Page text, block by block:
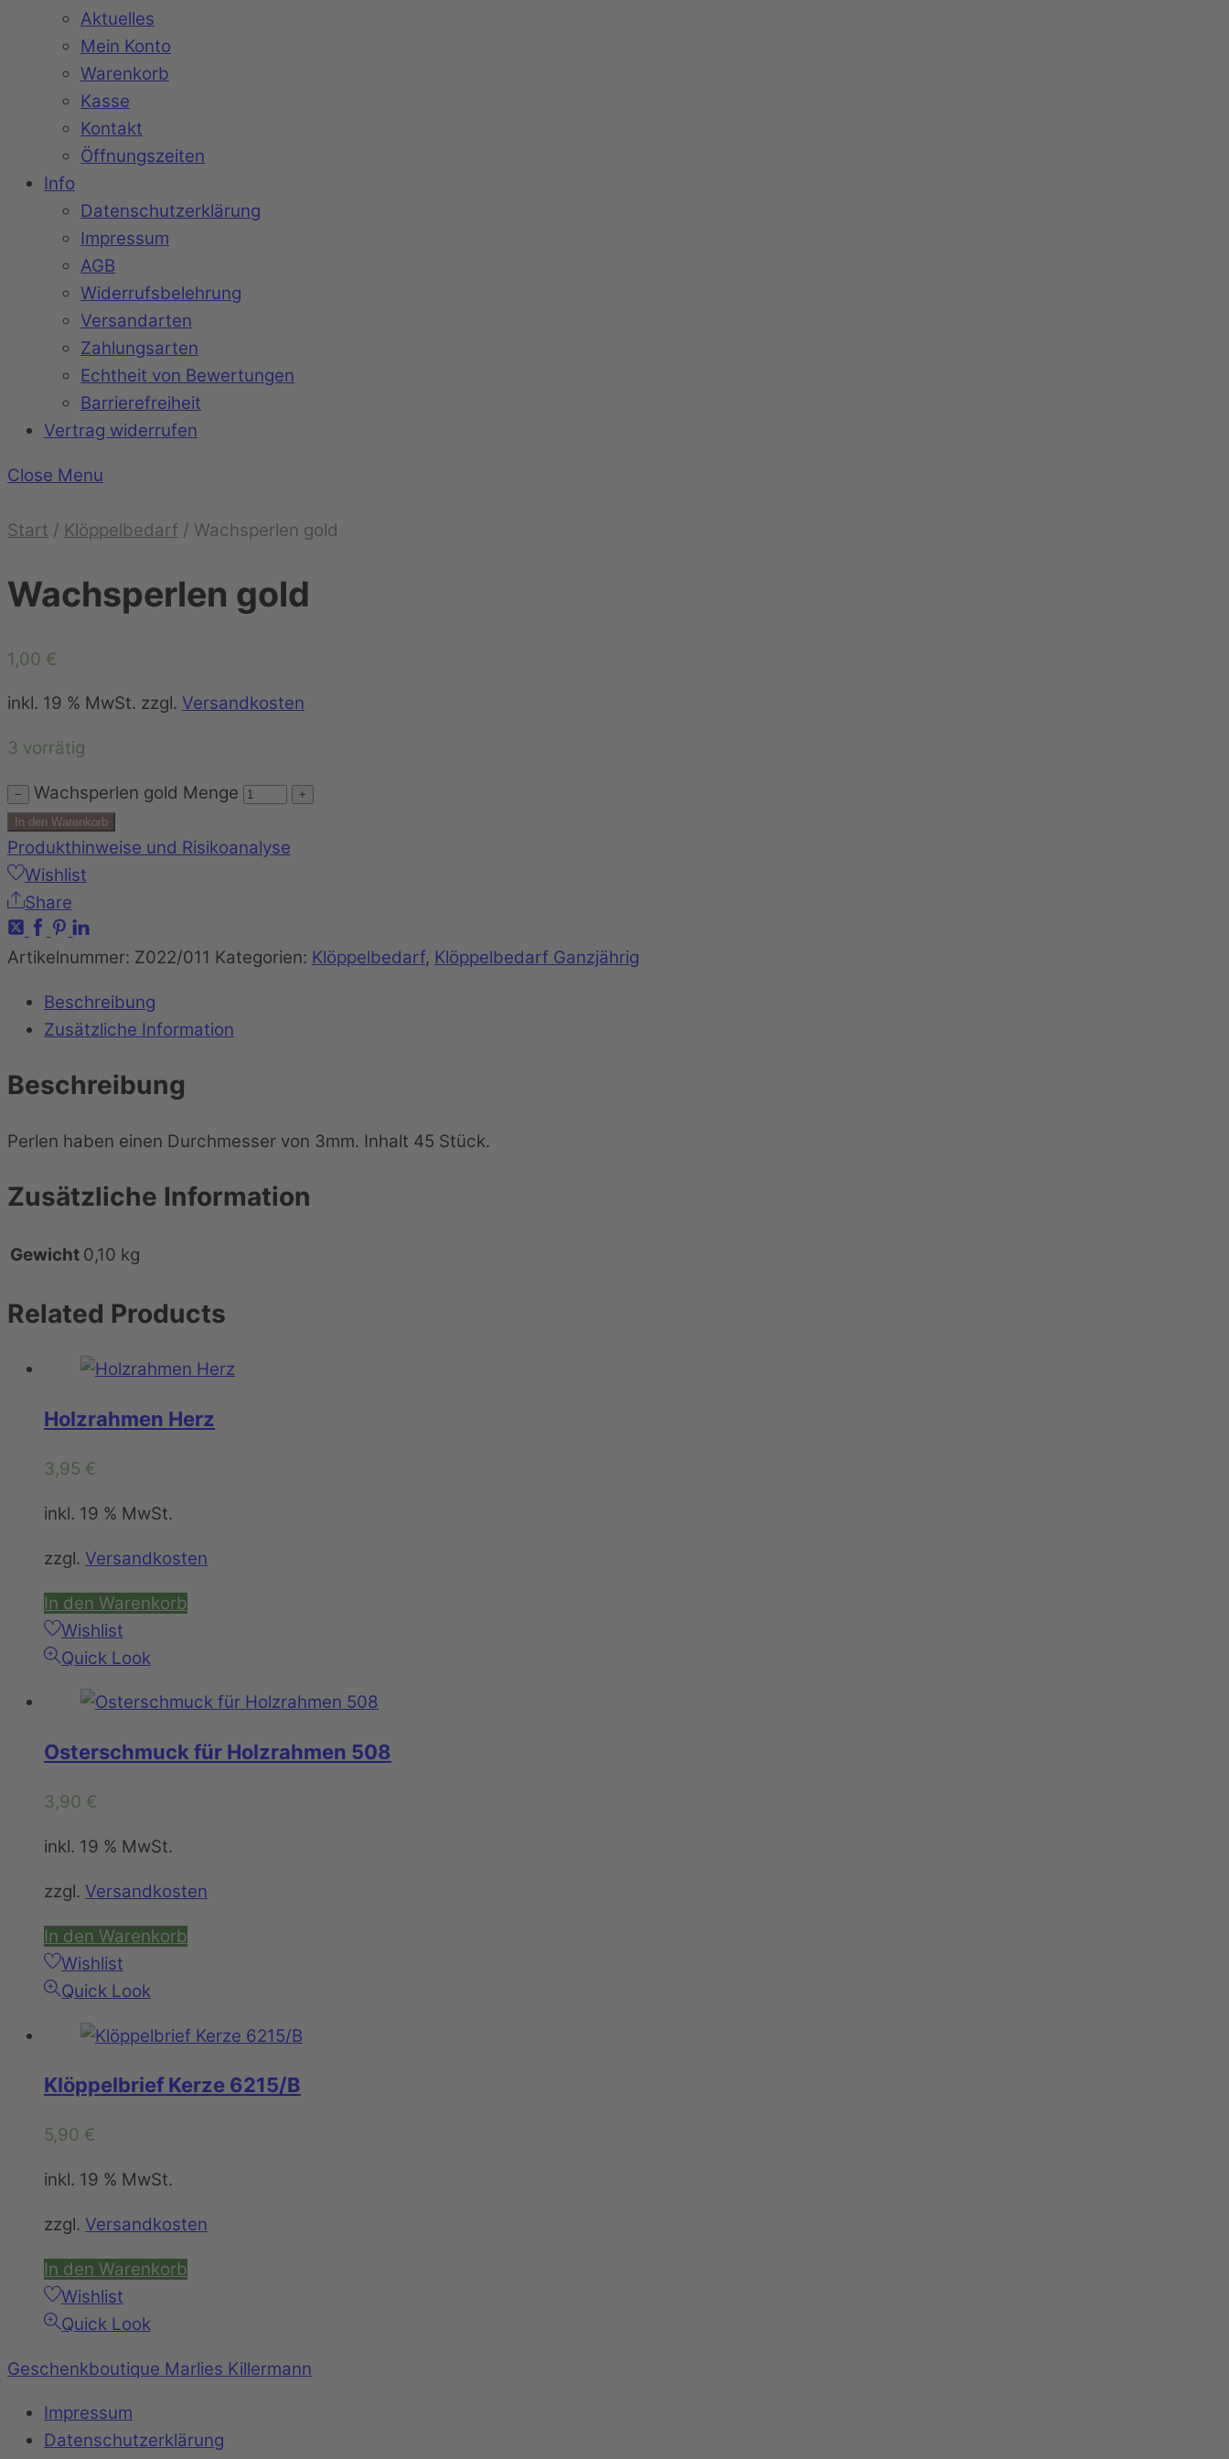
Aktuelles
Mein Konto
Warenkorb
Kasse
Kontakt
Öffnungszeiten
Info
Datenschutzerklärung
Impressum
AGB
Widerrufsbelehrung
Versandarten
Zahlungsarten
Echtheit von Bewertungen
Barrierefreiheit
Vertrag widerrufen
Close Menu
Start / Klöppelbedarf / Wachsperlen gold
Wachsperlen gold
1,00 €
inkl. 19 % MwSt. zzgl. Versandkosten
3 vorrätig
− Wachsperlen gold Menge
+
In den Warenkorb
Produkthinweise und Risikoanalyse
Wishlist
Share
Artikelnummer: Z022/011 Kategorien: Klöppelbedarf, Klöppelbedarf Ganzjährig
Beschreibung
Zusätzliche Information
Beschreibung
Perlen haben einen Durchmesser von 3mm. Inhalt 45 Stück.
Zusätzliche Information
Gewicht 0,10 kg
Related Products
Holzrahmen Herz
3,95 €
inkl. 19 % MwSt.
zzgl. Versandkosten
In den Warenkorb
Wishlist
Quick Look
Osterschmuck für Holzrahmen 508
3,90 €
inkl. 19 % MwSt.
zzgl. Versandkosten
In den Warenkorb
Wishlist
Quick Look
Klöppelbrief Kerze 6215/B
5,90 €
inkl. 19 % MwSt.
zzgl. Versandkosten
In den Warenkorb
Wishlist
Quick Look
Geschenkboutique Marlies Killermann
Impressum
Datenschutzerklärung